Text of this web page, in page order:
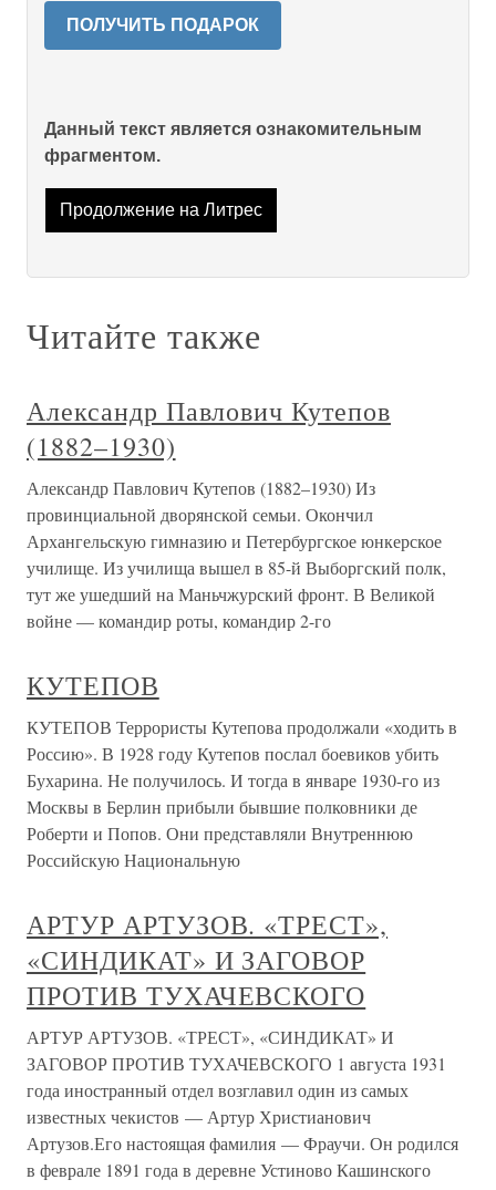
ПОЛУЧИТЬ ПОДАРОК
Данный текст является ознакомительным
фрагментом.
Продолжение на Литрес
Читайте также
Александр Павлович Кутепов
(1882–1930)
Александр Павлович Кутепов (1882–1930) Из
провинциальной дворянской семьи. Окончил
Архангельскую гимназию и Петербургское юнкерское
училище. Из училища вышел в 85-й Выборгский полк,
тут же ушедший на Маньчжурский фронт. В Великой
войне — командир роты, командир 2-го
КУТЕПОВ
КУТЕПОВ Террористы Кутепова продолжали «ходить в
Россию». В 1928 году Кутепов послал боевиков убить
Бухарина. Не получилось. И тогда в январе 1930-го из
Москвы в Берлин прибыли бывшие полковники де
Роберти и Попов. Они представляли Внутреннюю
Российскую Национальную
АРТУР АРТУЗОВ. «ТРЕСТ»,
«СИНДИКАТ» И ЗАГОВОР
ПРОТИВ ТУХАЧЕВСКОГО
АРТУР АРТУЗОВ. «ТРЕСТ», «СИНДИКАТ» И
ЗАГОВОР ПРОТИВ ТУХАЧЕВСКОГО 1 августа 1931
года иностранный отдел возглавил один из самых
известных чекистов — Артур Христианович
Артузов.Его настоящая фамилия — Фраучи. Он родился
в феврале 1891 года в деревне Устиново Кашинского